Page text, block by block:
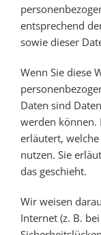
entsprechend
sowie dieser
Wenn Sie diese
Daten sind
werden können.
erläutert,
nutzen. Sie
das geschieht.
Wir weisen
Internet (z. B.